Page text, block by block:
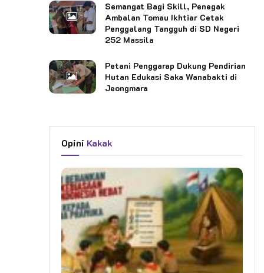
Semangat Bagi Skill, Penegak
Ambalan Tomau Ikhtiar Cetak
Penggalang Tangguh di SD Negeri
252 Massila
Petani Penggarap Dukung Pendirian
Hutan Edukasi Saka Wanabakti di
Jeongmara
Opini Kakak